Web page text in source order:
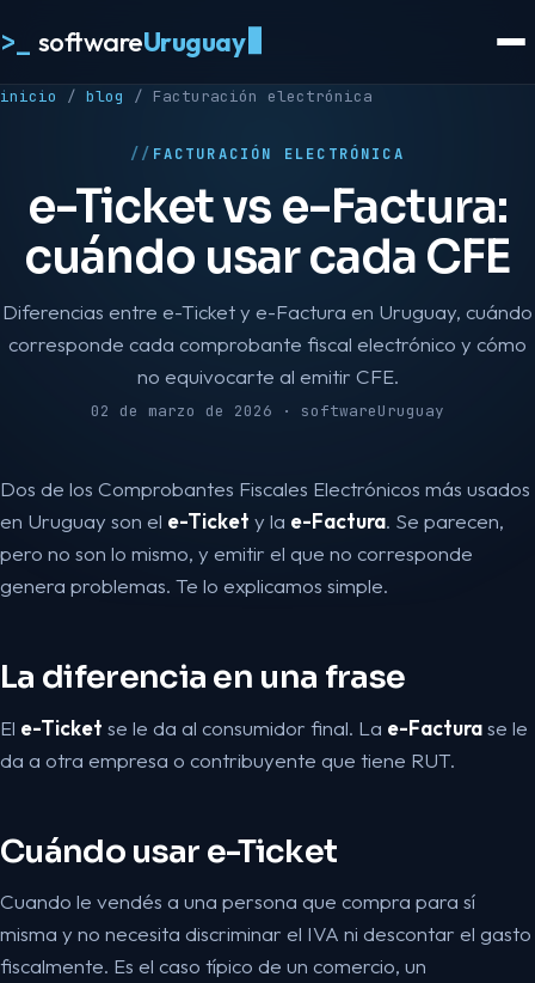
>_ softwareUruguay
inicio / blog / Facturación electrónica
FACTURACIÓN ELECTRÓNICA
e-Ticket vs e-Factura:
cuándo usar cada CFE
Diferencias entre e-Ticket y e-Factura en Uruguay, cuándo
corresponde cada comprobante fiscal electrónico y cómo
no equivocarte al emitir CFE.
02 de marzo de 2026 · softwareUruguay
Dos de los Comprobantes Fiscales Electrónicos más usados
en Uruguay son el e-Ticket y la e-Factura. Se parecen,
pero no son lo mismo, y emitir el que no corresponde
genera problemas. Te lo explicamos simple.
La diferencia en una frase
El e-Ticket se le da al consumidor final. La e-Facturase le
da a otra empresa o contribuyente que tiene RUT.
Cuándo usar e-Ticket
Cuando le vendés a una persona que compra para sí
misma y no necesita discriminar el IVA ni descontar el gasto
fiscalmente. Es el caso típico de un comercio, un